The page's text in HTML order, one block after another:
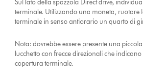
Sul lato della spazzola Direct drive,
terminale. Utilizzando una moneta, ruotare
terminale in senso antiorario un quarto di
Nota: dovrebbe essere presente una
lucchetto con frecce direzionali che
copertura terminale.